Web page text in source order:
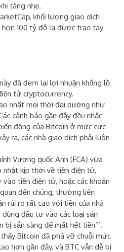
tăng nhẹ.
khối lượng giao dịch
100 tỷ đô la được trao tay
đã đem lại lợi nhuận khổng lồ
tử cryptocurrency.
nhất mọi thời đại dường như
cảnh báo gần đây đều nhắc
động của Bitcoin ở mức cực
ra, các nhà giao dịch phải luôn
Vương quốc Anh (FCA) vừa
nhật kịp thời về tiền điện tử,
tiền điện tử, hoặc các khoản
đến chúng, thường liên
rủi ro rất cao với tiền của nhà
đầu tư vào các loại sản
bị sẵn sàng để mất hết tiền”‘.
Bitcoin đã phá vỡ chuỗi mức
hơn gần đây, và BTC vẫn dễ bị